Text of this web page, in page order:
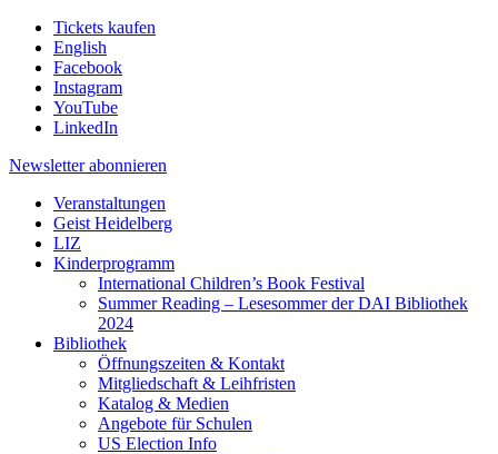
Tickets kaufen
English
Facebook
Instagram
YouTube
LinkedIn
Newsletter abonnieren
Veranstaltungen
Geist Heidelberg
LIZ
Kinderprogramm
International Children’s Book Festival
Summer Reading – Lesesommer der DAI Bibliothek
2024
Bibliothek
Öffnungszeiten & Kontakt
Mitgliedschaft & Leihfristen
Katalog & Medien
Angebote für Schulen
US Election Info